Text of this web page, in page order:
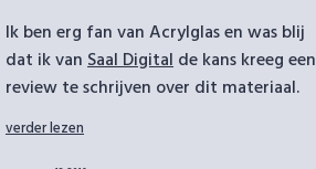
Ik ben erg fan van Acrylglas en was blij
dat ik vanSaal Digitalde kans kreeg een
review te schrijven over dit materiaal.
“Saal
verder lezen